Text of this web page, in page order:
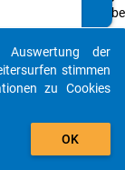
Wie
Ihre
das
auto_stories
add_shopping_cart
Auswertung der
stimmen
zu Cookies
OK